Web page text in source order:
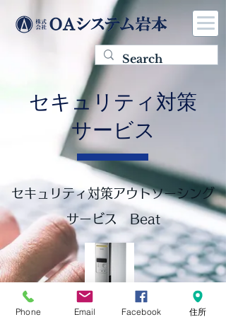
セキュリティ対策
サービス
セキュリティ対策アウトソーシング
サービス Beat
Phone Email Facebook 住所